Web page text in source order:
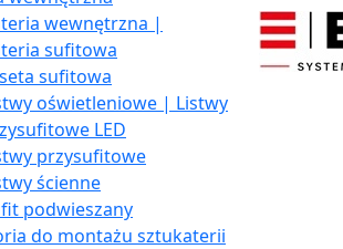
wewnętrzna |
sufitowa
sufitowa
oświetleniowe | Listwy
LED
przysufitowe
ścienne
podwieszany
do montażu sztukaterii